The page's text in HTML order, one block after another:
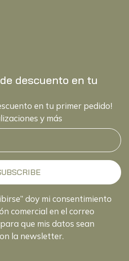
descuento en tu
en tu primer pedido!
y más
doy mi consentimiento
comercial en el correo
que mis datos sean
la newsletter.